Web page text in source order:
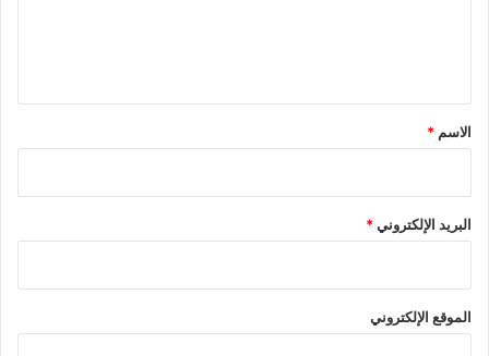
*
الاسم *
البريد الإلكتروني*
الموقع الإلكتروني